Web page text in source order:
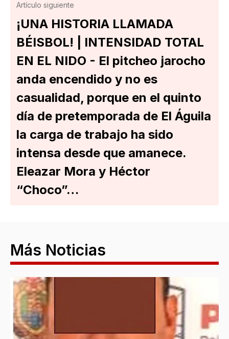
Artículo siguiente
¡UNA HISTORIA LLAMADA
BÉISBOL! | INTENSIDAD TOTAL
EN EL NIDO - El pitcheo jarocho
anda encendido y no es
casualidad, porque en el quinto
día de pretemporada de El Águila
la carga de trabajo ha sido
intensa desde que amanece.
Eleazar Mora y Héctor
“Choco”…
Más Noticias